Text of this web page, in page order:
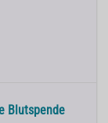
Blutspende